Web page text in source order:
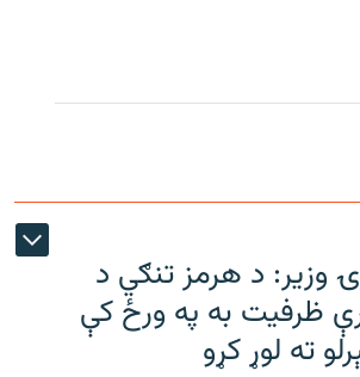
وزیر: د هرمز تنګي د
ظرفیت به په ورځ کې